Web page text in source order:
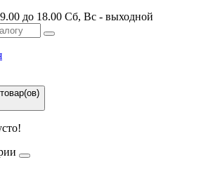
до 18.00 Сб, Вс - выходной